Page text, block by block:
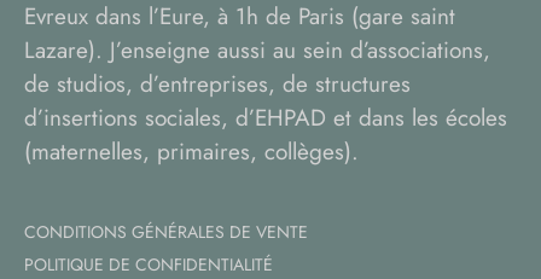
Evreux dans l’Eure, à 1h de Paris (gare saint
Lazare). J’enseigne aussi au sein d’associations,
de studios, d’entreprises, de structures
d’insertions sociales, d’EHPAD et dans les écoles
(maternelles, primaires, collèges).
CONDITIONS GÉNÉRALES DE VENTE
POLITIQUE DE CONFIDENTIALITÉ